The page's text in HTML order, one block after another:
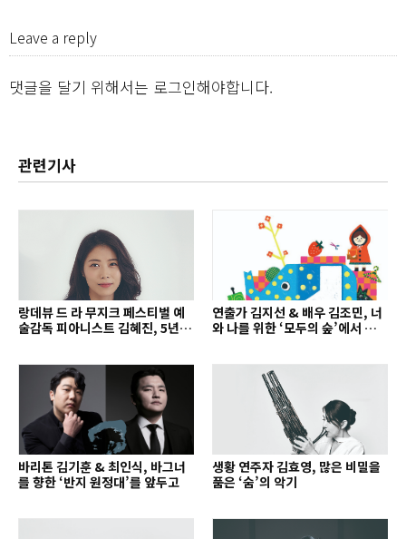
Leave a reply
댓글을 달기 위해서는 로그인해야합니다.
관련기사
랑데뷰 드 라 무지크 페스티벌 예
술감독 피아니스트 김혜진, 5년간
연출가 김지선 & 배우 김조민, 너
와 나를 위한 ‘모두의 숲’에서 만나
바리톤 김기훈 & 최인식, 바그너
를 향한 ‘반지 원정대’를 앞두고
생황 연주자 김효영, 많은 비밀을
품은 ‘숨’의 악기